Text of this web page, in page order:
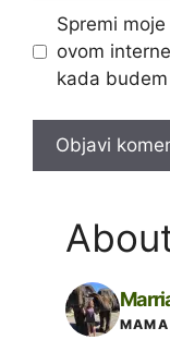
Spremi
ovom
kada
MAMA